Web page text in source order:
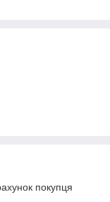
покупця